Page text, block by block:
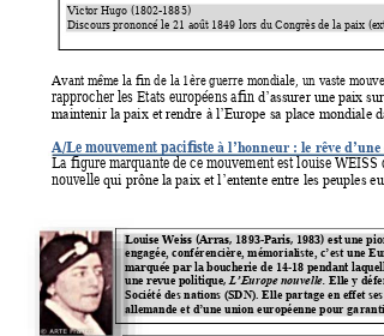
Avant même la fin de la 1ère guerre mondiale, un vaste m
rapprocher les Etats européens afin d’assurer une paix
maintenir la paix et rendre à l’Europe sa place mondiale
A/Le mouvement pacifiste à l’honneur : le rêve
La figure marquante de ce mouvement est louise
nouvelle qui prône la paix et l’entente entre les peuples
Victor Hugo (1802-1885)
Discours prononcé le 21 août 1849 lors du Congrès de la paix
Louise Weiss (Arras, 1893-Paris, 1983) est une
engagée, conférencière, mémorialiste, c’est une
marquée par la boucherie de 14-18 pendant
une revue politique, L’Europe nouvelle. Elle y
Société des nations (SDN). Elle partage en effet
allemande et d’une union européenne pour ga